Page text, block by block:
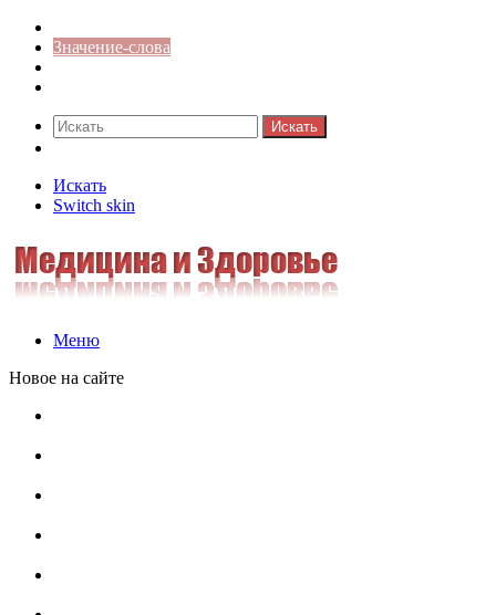
Значение-слова
Искать
Искать
Switch skin
Меню
Новое на сайте